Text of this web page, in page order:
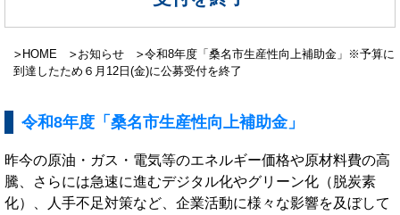
HOME お知らせ
令和8年度「桑名市生産性向上補助金」※予算に
到達したため６月12日(金)に公募受付を終了
令和8年度「桑名市生産性向上補助金」
昨今の原油・ガス・電気等のエネルギー価格や原材料費の高
騰、さらには急速に進むデジタル化やグリーン化（脱炭素
化）、人手不足対策など、企業活動に様々な影響を及ぼして